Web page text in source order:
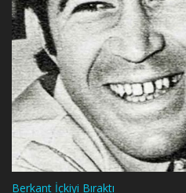
Berkant İçkiyi Bıraktı